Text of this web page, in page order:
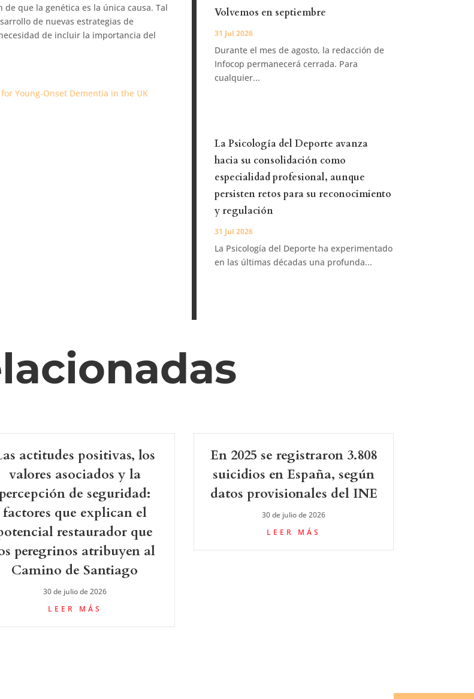
que la genética es la única causa. Tal
de nuevas estrategias de
de incluir la importancia del
for Young-Onset Dementia in the UK
Volvemos en septiembre
31 Jul 2026
Durante el mes de agosto, la redacción de
Infocop permanecerá cerrada. Para
cualquier...
La Psicología del Deporte avanza
hacia su consolidación como
especialidad profesional, aunque
persisten retos para su reconocimiento
y regulación
31 Jul 2026
La Psicología del Deporte ha experimentado
en las últimas décadas una profunda...
actitudes positivas, los
valores asociados y la
de seguridad:
factores que explican el
restaurador que
peregrinos atribuyen al
Camino de Santiago
30 de julio de 2026
LEER MÁS
En 2025 se registraron 3.808
suicidios en España, según
datos provisionales del INE
30 de julio de 2026
LEER MÁS